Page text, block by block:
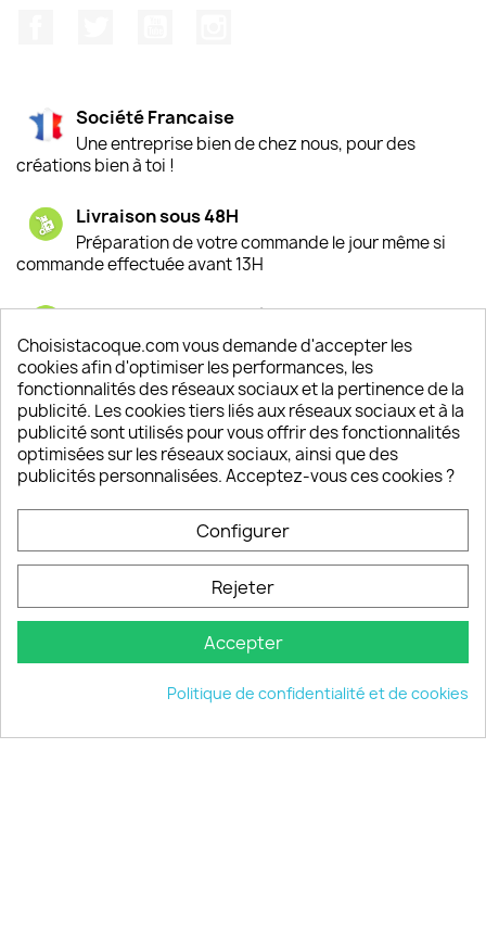
Société Francaise
Une entreprise bien de chez nous, pour des
créations bien à toi !
Livraison sous 48H
Préparation de votre commande le jour même si
commande effectuée avant 13H
Satisfaction de nos clients
Depuis 2009, entre 92% et 94% de nos clients
sont satisfaits de nos produits
Un SAV à votre écoute
Notre SAV est disponible 6/7J de 10h à 18H
keyboard_arrow_down
© 2026 - choisistacoque.com
Choisistacoque.com vous demande d'accepter les
cookies afin d'optimiser les performances, les
fonctionnalités des réseaux sociaux et la pertinence de la
publicité. Les cookies tiers liés aux réseaux sociaux et à la
publicité sont utilisés pour vous offrir des fonctionnalités
optimisées sur les réseaux sociaux, ainsi que des
publicités personnalisées. Acceptez-vous ces cookies ?
Configurer
Rejeter
Accepter
Politique de confidentialité et de cookies